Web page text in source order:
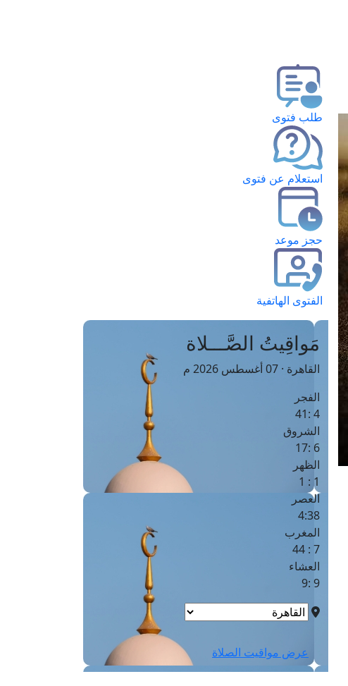
طلب فتوى
استعلام عن فتوى
حجز موعد
الفتوى الهاتفية
مَواقِيتُ الصَّـــلاة
القاهرة · 07 أغسطس 2026 م
الفجر
4 :41
الشروق
6 :17
الظهر
1 : 1
العصر
4:38
المغرب
7 : 44
العشاء
9 :9
عرض مواقيت الصلاة